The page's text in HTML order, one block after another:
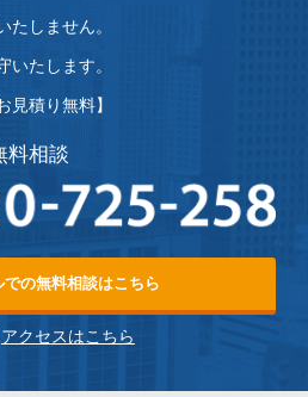
たしません。
いたします。
見積り無料】
料相談
での無料相談はこちら
アクセスはこちら